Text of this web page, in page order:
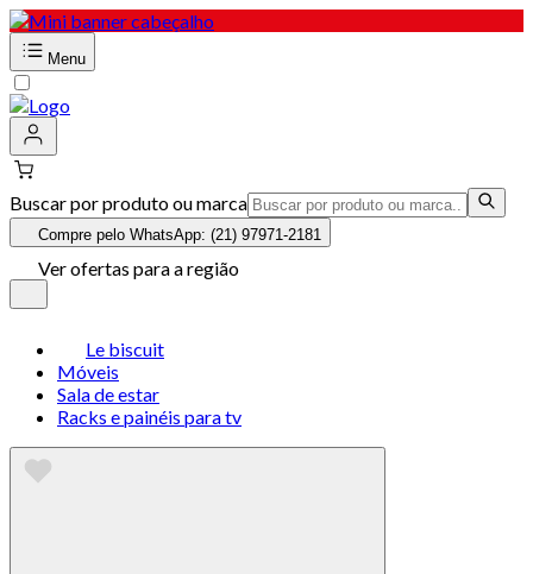
Menu
Buscar por produto ou marca
Compre pelo WhatsApp: (21) 97971-2181
Ver ofertas para a região
Le biscuit
Móveis
Sala de estar
Racks e painéis para tv